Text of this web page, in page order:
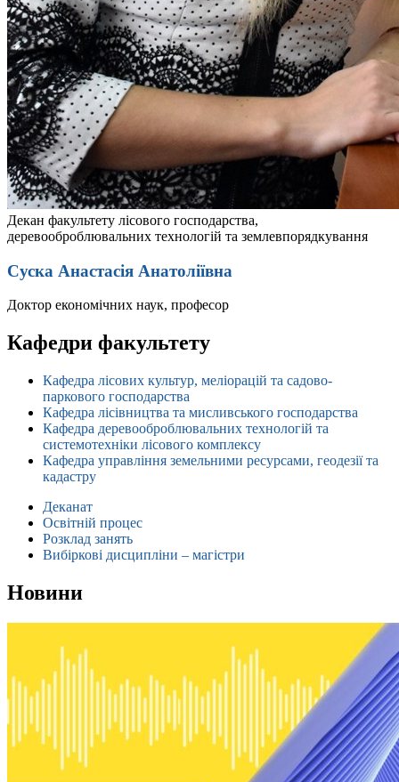
Декан факультету лісового господарства,
деревооброблювальних технологій та землевпорядкування
Суска Анастасія Анатоліївна
Доктор економічних наук, професор
Кафедри факультету
Кафедра лісових культур, меліорацій та садово-
паркового господарства
Кафедра лісівництва та мисливського господарства
Кафедра деревооброблювальних технологій та
системотехніки лісового комплексу
Кафедра управління земельними ресурсами, геодезії та
кадастру
Деканат
Освітній процес
Розклад занять
Вибіркові дисципліни – магістри
Новини